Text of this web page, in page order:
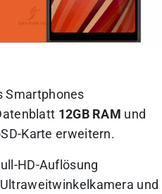
Smartphones
12GB RAM und
Karte erweitern.
HD-Auflösung
und